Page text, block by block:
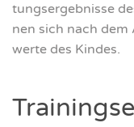
tungs­er­geb­nis­se
nen sich nach
wer­te des Kin­des.